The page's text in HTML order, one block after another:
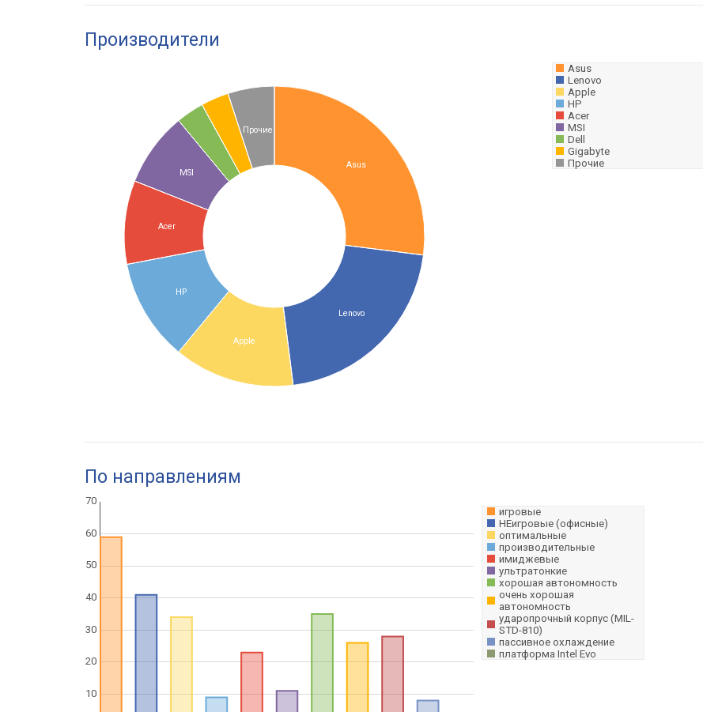
Производители
Asus
Lenovo
Apple
HP
Acer
MSI
Dell
Gigabyte
Прочие
Asus
Lenovo
Apple
HP
Acer
MSI
Прочие
По направлениям
игровые
НЕигровые (офисные)
оптимальные
производительные
имиджевые
ультратонкие
хорошая автономность
очень хорошая
автономность
ударопрочный корпус (MIL-
STD-810)
пассивное охлаждение
платформа Intel Evo